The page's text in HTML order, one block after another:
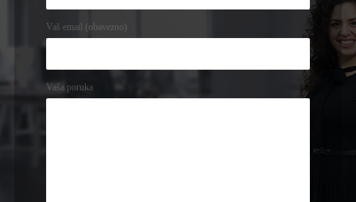
Vaš email (obavezno)
Vaša poruka